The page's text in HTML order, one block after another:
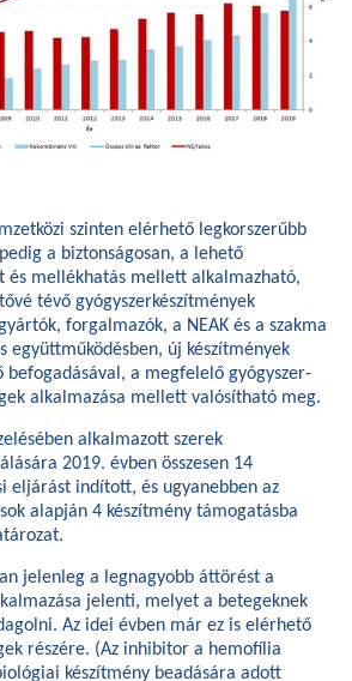
szinten elérhető legkorszerűbb
a biztonságosan, a lehető
és mellékhatás mellett alkalmazható,
tévő gyógyszerkészítmények
forgalmazók, a NEAK és a szakma
együttműködésben, új készítmények
a megfelelő gyógyszer-
alkalmazása mellett valósítható meg.
alkalmazott szerek
2019. évben összesen 14
eljárást indított, és ugyanebben az
alapján 4 készítmény támogatásba
jelenleg a legnagyobb áttörést a
jelenti, melyet a betegeknek
Az idei évben már ez is elérhető
részére. (Az inhibitor a hemofília
készítmény beadására adott